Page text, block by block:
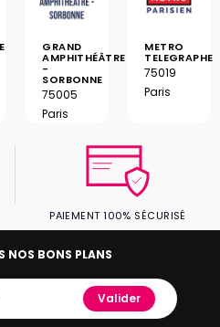
GRAND
AMPHITHÉÂTRE
-
SORBONNE
75005
Paris
METRO
TELEGRAPHE
75019
Paris
PAIEMENT 100% SÉCURISÉ
NOS BONS PLANS
Valider